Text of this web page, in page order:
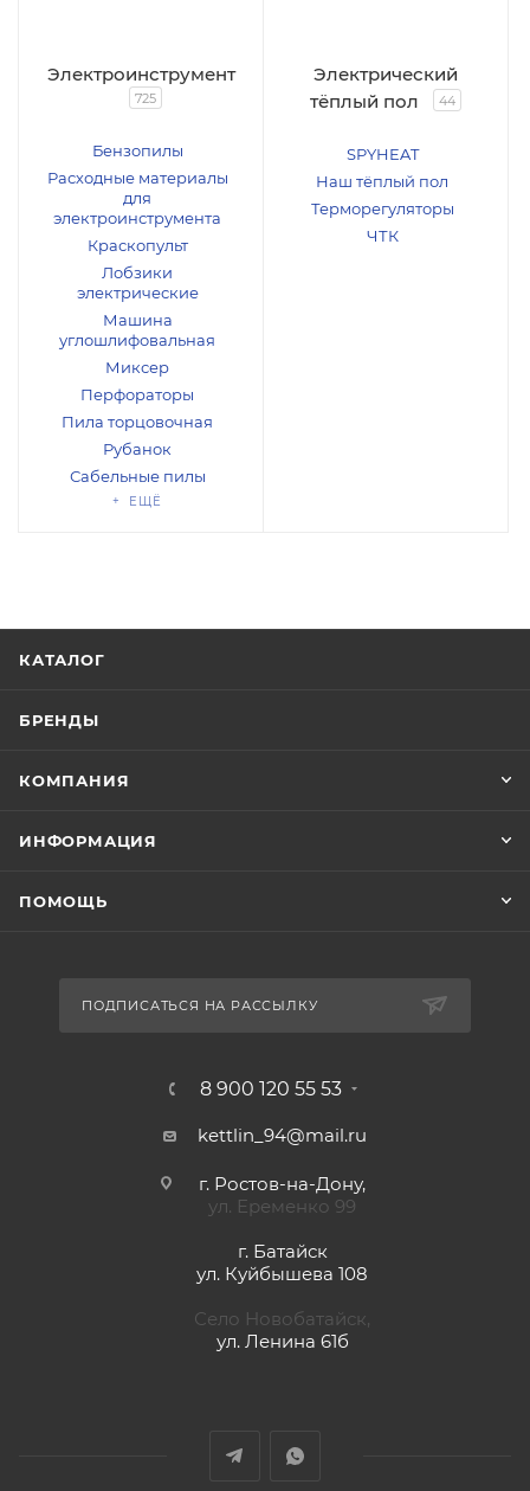
Электроинструмент
725
Бензопилы
Расходные материалы
для
электроинструмента
Краскопульт
Лобзики
электрические
Машина
углошлифовальная
Миксер
Перфораторы
Пила торцовочная
Рубанок
Сабельные пилы
+ ЕЩЁ
Электрический
тёплый пол
44
SPYHEAT
Наш тёплый пол
Терморегуляторы
ЧТК
КАТАЛОГ
БРЕНДЫ
КОМПАНИЯ
ИНФОРМАЦИЯ
ПОМОЩЬ
ПОДПИСАТЬСЯ НА РАССЫЛКУ
8 900 120 55 53
kettlin_94@mail.ru
г. Ростов-на-Дону,
ул. Еременко 99
г. Батайск
ул. Куйбышева 108
Село Новобатайск,
ул. Ленина 61б